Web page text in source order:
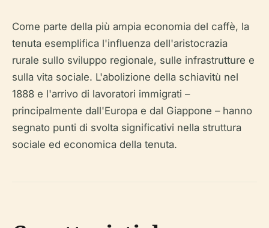
Come parte della più ampia economia del caffè, la
tenuta esemplifica l'influenza dell'aristocrazia
rurale sullo sviluppo regionale, sulle infrastrutture e
sulla vita sociale. L'abolizione della schiavitù nel
1888 e l'arrivo di lavoratori immigrati –
principalmente dall'Europa e dal Giappone – hanno
segnato punti di svolta significativi nella struttura
sociale ed economica della tenuta.